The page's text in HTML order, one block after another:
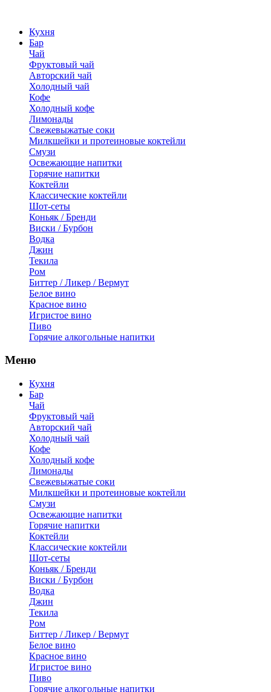
Кухня
Бар
Чай
Фруктовый чай
Авторский чай
Холодный чай
Кофе
Холодный кофе
Лимонады
Свежевыжатые соки
Милкшейки и протеиновые коктейли
Смузи
Освежающие напитки
Горячие напитки
Коктейли
Классические коктейли
Шот-сеты
Коньяк / Бренди
Виски / Бурбон
Водка
Джин
Текила
Ром
Биттер / Ликер / Вермут
Белое вино
Красное вино
Игристое вино
Пиво
Горячие алкогольные напитки
Меню
Кухня
Бар
Чай
Фруктовый чай
Авторский чай
Холодный чай
Кофе
Холодный кофе
Лимонады
Свежевыжатые соки
Милкшейки и протеиновые коктейли
Смузи
Освежающие напитки
Горячие напитки
Коктейли
Классические коктейли
Шот-сеты
Коньяк / Бренди
Виски / Бурбон
Водка
Джин
Текила
Ром
Биттер / Ликер / Вермут
Белое вино
Красное вино
Игристое вино
Пиво
Горячие алкогольные напитки